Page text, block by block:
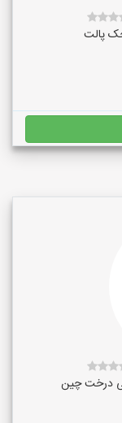
پالت
درخت چین